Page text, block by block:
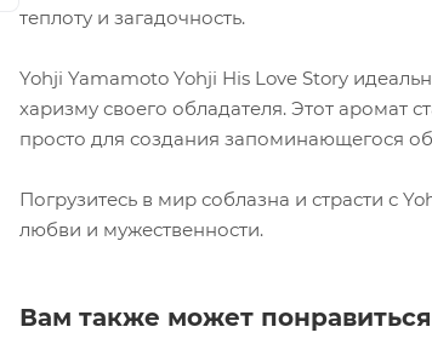
теплоту и загадочность.
Yohji Yamamoto Yohji His Love Story
харизму своего обладателя. Этот аромат
просто для создания запоминающегося
Погрузитесь в мир соблазна и страсти с
любви и мужественности.
Вам также может понравиться